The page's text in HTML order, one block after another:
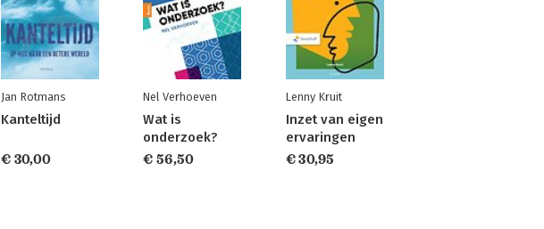
Jan Rotmans
Kanteltijd
€ 30,00
Nel Verhoeven
Wat is
onderzoek?
€ 56,50
Lenny Kruit
Inzet van eigen
ervaringen
€ 30,95